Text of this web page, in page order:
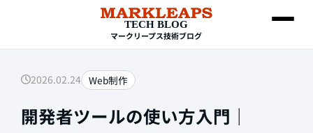
TECH BLOG
マークリープス技術ブログ
SEARCH
2026.02.24 Web制作
開発者ツールの使い方入門｜